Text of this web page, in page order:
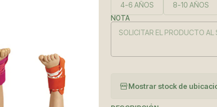
4-6 AÑOS 8-10 AÑOS
NOTA
Mostrar stock de